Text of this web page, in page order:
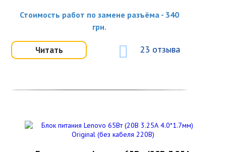
Стоимость работ по замене разъёма - 340
грн.
Читать 23 отзыва